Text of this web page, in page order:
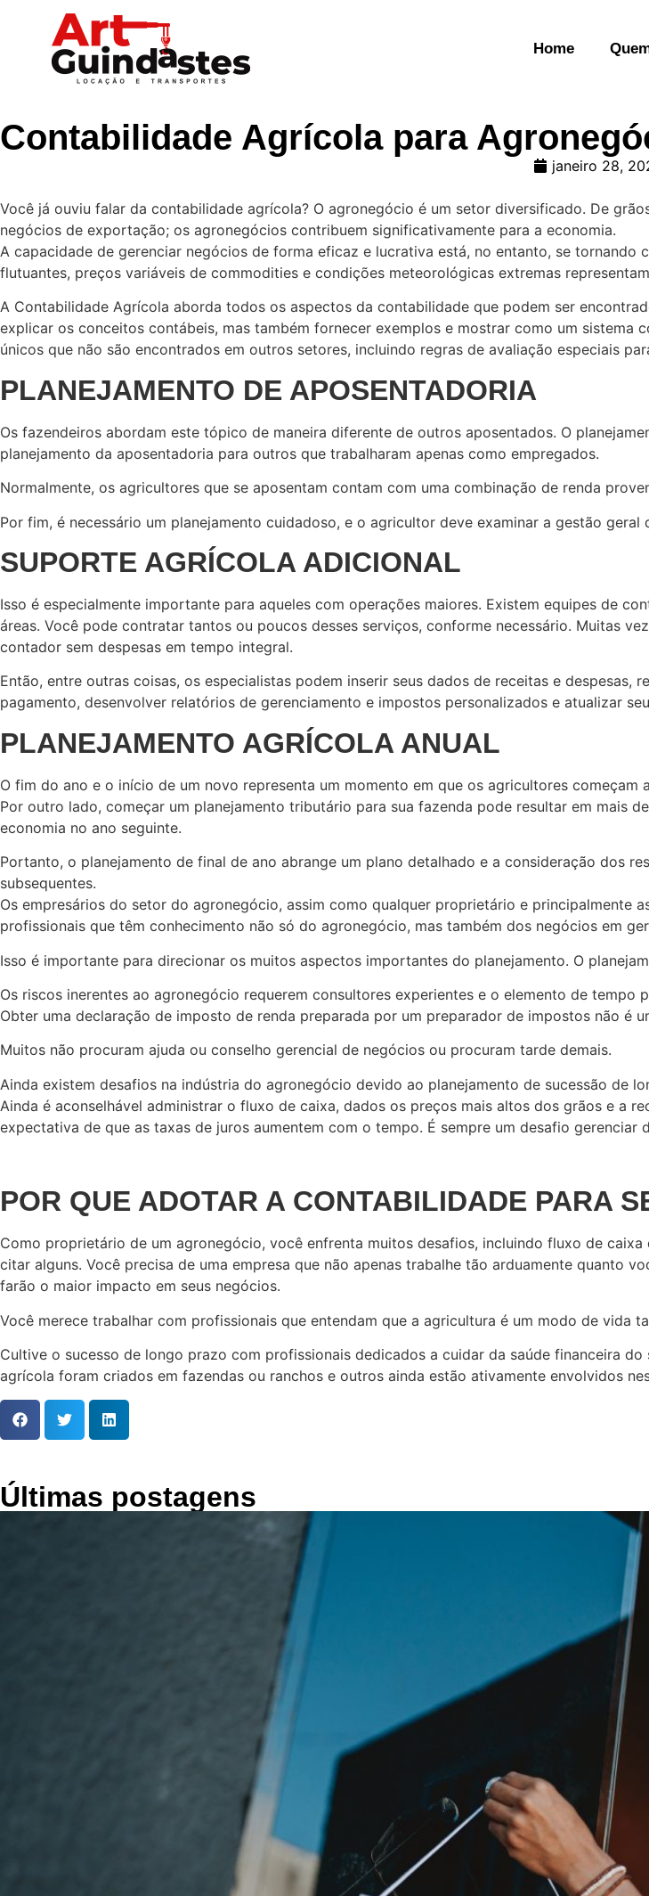
Home
Contabilidade Agrícola para
janeiro 28,
Você já ouviu falar da contabilidade agrícola? O agronegócio é um setor diversificado. De
negócios de exportação; os agronegócios contribuem significativamente para a economia.
A capacidade de gerenciar negócios de forma eficaz e lucrativa está, no entanto, se
flutuantes, preços variáveis de commodities e condições meteorológicas extremas
A Contabilidade Agrícola aborda todos os aspectos da contabilidade que podem ser
explicar os conceitos contábeis, mas também fornecer exemplos e mostrar como um
únicos que não são encontrados em outros setores, incluindo regras de avaliação especiais
PLANEJAMENTO DE APOSENTADORIA
Os fazendeiros abordam este tópico de maneira diferente de outros aposentados. O
planejamento da aposentadoria para outros que trabalharam apenas como empregados.
Normalmente, os agricultores que se aposentam contam com uma combinação de renda
Por fim, é necessário um planejamento cuidadoso, e o agricultor deve examinar a gestão
SUPORTE AGRÍCOLA ADICIONAL
Isso é especialmente importante para aqueles com operações maiores. Existem equipes de
áreas. Você pode contratar tantos ou poucos desses serviços, conforme necessário. Muitas
contador sem despesas em tempo integral.
Então, entre outras coisas, os especialistas podem inserir seus dados de receitas e
pagamento, desenvolver relatórios de gerenciamento e impostos personalizados e atualizar
PLANEJAMENTO AGRÍCOLA ANUAL
O fim do ano e o início de um novo representa um momento em que os agricultores começam
Por outro lado, começar um planejamento tributário para sua fazenda pode resultar em mais
economia no ano seguinte.
Portanto, o planejamento de final de ano abrange um plano detalhado e a consideração dos
subsequentes.
Os empresários do setor do agronegócio, assim como qualquer proprietário e principalmente
profissionais que têm conhecimento não só do agronegócio, mas também dos negócios em
Isso é importante para direcionar os muitos aspectos importantes do planejamento. O
Os riscos inerentes ao agronegócio requerem consultores experientes e o elemento de tempo
Obter uma declaração de imposto de renda preparada por um preparador de impostos não é
Muitos não procuram ajuda ou conselho gerencial de negócios ou procuram tarde demais.
Ainda existem desafios na indústria do agronegócio devido ao planejamento de sucessão de
Ainda é aconselhável administrar o fluxo de caixa, dados os preços mais altos dos grãos e a
expectativa de que as taxas de juros aumentem com o tempo. É sempre um desafio gerenciar
POR QUE ADOTAR A CONTABILIDADE PARA
Como proprietário de um agronegócio, você enfrenta muitos desafios, incluindo fluxo de
citar alguns. Você precisa de uma empresa que não apenas trabalhe tão arduamente quanto
farão o maior impacto em seus negócios.
Você merece trabalhar com profissionais que entendam que a agricultura é um modo de vida
Cultive o sucesso de longo prazo com profissionais dedicados a cuidar da saúde financeira
agrícola foram criados em fazendas ou ranchos e outros ainda estão ativamente envolvidos
Últimas postagens